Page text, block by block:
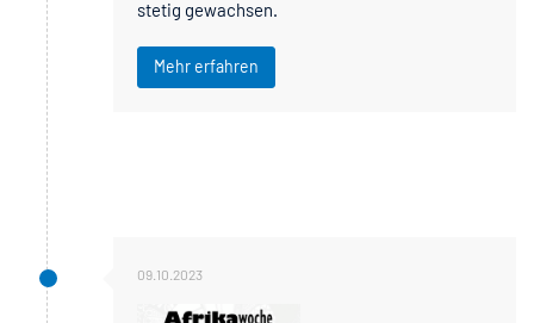
stetig gewachsen.
Mehr erfahren
09.10.2023